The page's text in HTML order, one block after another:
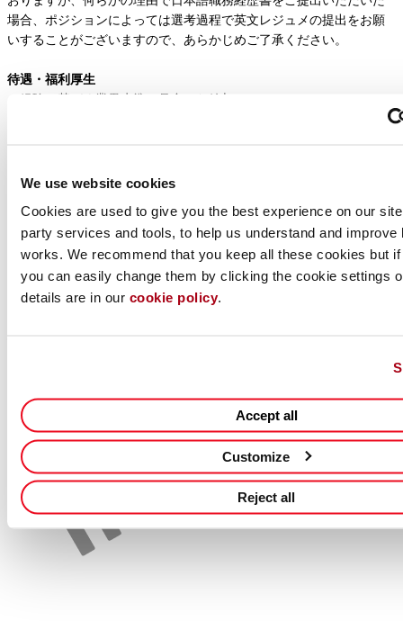
We use website cookies
Cookies are used to give you the best experience on our
party services and tools, to help us understand and improve
works. We recommend that you keep all these cookies but
you can easily change them by clicking the cookie settings
details are in our cookie policy.
Accept all
Customize
Reject all
場合、ポジションによっては選考過程で英文レジュメの提出をお願
いすることがございますので、あらかじめご了承ください。
待遇・福利厚生
・経験に基づく業界水準に見合った給与
・休日：土日、祝日、その他当社が定めた日
保険
・住宅手当
・退職金制度
・レンタカーサポート
・社内研修制度（ソフトウェア学習・語学学習）
します。詳細については、個人情報規約をご覧ください。
Apply for this job